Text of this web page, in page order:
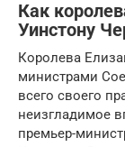
Как
Уинстону
Королева
министрами
всего своего
неизгладимое
премьер-